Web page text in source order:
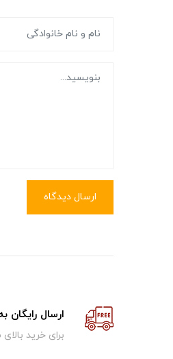
ارسال دیدگاه
ارسال رایگان
برای خرید بالای ۱5 میلیون تومان